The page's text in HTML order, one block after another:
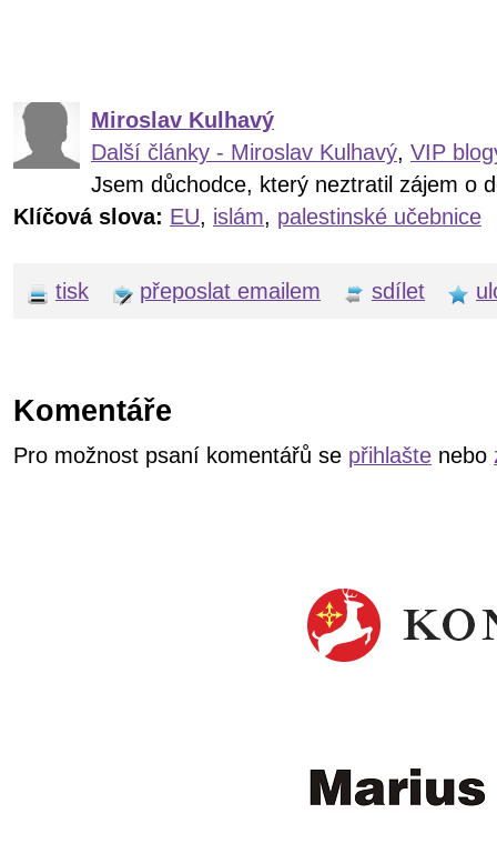
Miroslav Kulhavý
Další články - Miroslav Kulhavý, VIP
Jsem důchodce, který neztratil zájem o
Klíčová slova: EU, islám, palestinské učebnice
tisk přeposlat emailem sdílet
Komentáře
Pro možnost psaní komentářů se přihlašte nebo